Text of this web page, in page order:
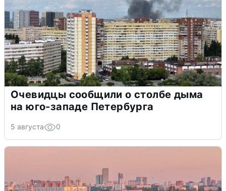
Очевидцы сообщили о столбе дыма
на юго-западе Петербурга
5 августа 0